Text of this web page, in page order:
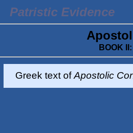
Patristic Evidence
BOOK
Greek text ofApostolic